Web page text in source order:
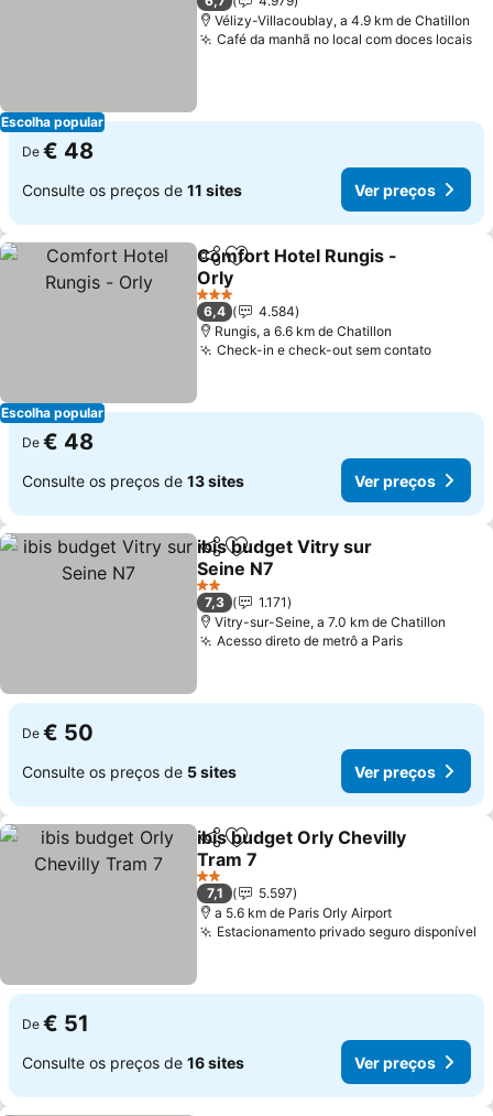
Escolha popular
Vélizy-Villacoublay, a 4.9 km de Chatillon
Café da manhã no local com doces locais
De € 48
Consulte os preços de 11 sites Ver preços
Escolha popular
PartilharAdicionar aos favoritos
Comfort Hotel Rungis -
Orly
3 Estrelas
6,4
4.584
Rungis, a 6.6 km de Chatillon
Check-in e check-out sem contato
De € 48
Consulte os preços de 13 sites Ver preços
PartilharAdicionar aos favoritos
ibis budget Vitry sur
Seine N7
2 Estrelas
7,3
1.171
Vitry-sur-Seine, a 7.0 km de Chatillon
Acesso direto de metrô a Paris
De € 50
Consulte os preços de 5 sites Ver preços
PartilharAdicionar aos favoritos
ibis budget Orly Chevilly
Tram 7
2 Estrelas
7,1
5.597
a 5.6 km de Paris Orly Airport
Estacionamento privado seguro disponível
De € 51
Consulte os preços de 16 sites Ver preços